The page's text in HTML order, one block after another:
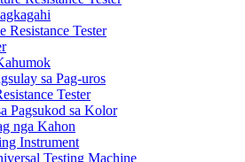
Resistance Tester
sa Pag-uros
Tester
Pagsukod sa Kolor
nga Kahon
Instrument
Testing Machine